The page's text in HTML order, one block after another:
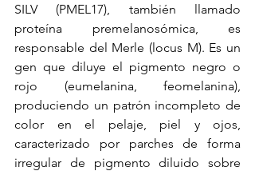
SILV (PMEL17), también llamado
proteína premelanosómica, es
responsable del Merle (locus M). Es un
gen que diluye el pigmento negro o
rojo (eumelanina, feomelanina),
produciendo un patrón incompleto de
color en el pelaje, piel y ojos,
caracterizado por parches de forma
irregular de pigmento diluido sobre